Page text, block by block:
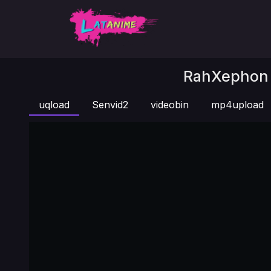
uqload Senvid2 videobin mp4upload